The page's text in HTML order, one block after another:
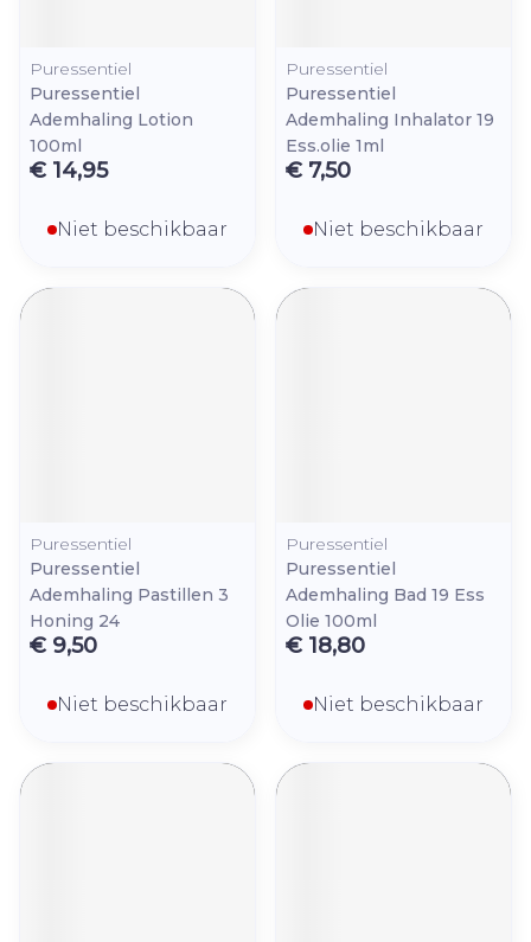
Puressentiel
Puressentiel
Ademhaling Lotion
100ml
€ 14,95
Niet beschikbaar
Puressentiel
Puressentiel
Ademhaling Inhalator 19
Ess.olie 1ml
€ 7,50
Niet beschikbaar
Puressentiel
Puressentiel
Ademhaling Pastillen 3
Honing 24
€ 9,50
Niet beschikbaar
Puressentiel
Puressentiel
Ademhaling Bad 19 Ess
Olie 100ml
€ 18,80
Niet beschikbaar